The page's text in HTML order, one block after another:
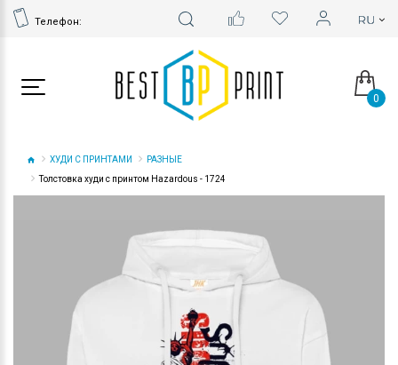
Телефон:
0
ХУДИ С ПРИНТАМИ
РАЗНЫЕ
Толстовка худи с принтом Hazardous - 1724